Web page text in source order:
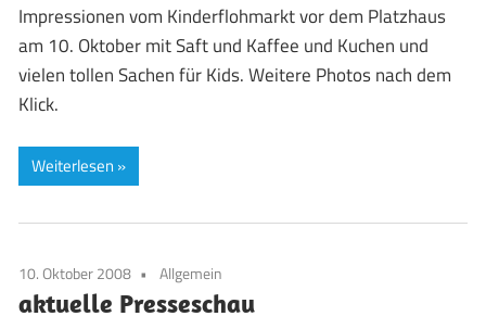
Impressionen vom Kinderflohmarkt vor dem Platzhaus
am 10. Oktober mit Saft und Kaffee und Kuchen und
vielen tollen Sachen für Kids. Weitere Photos nach dem
Klick.
Weiterlesen
10. Oktober 2008 Allgemein
aktuelle Presseschau